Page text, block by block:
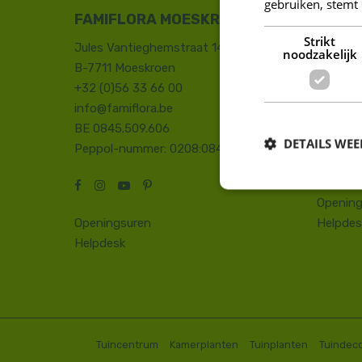
FAMIFLORA MOESKROEN
Jules Vantieghemstraat 14
B-7711 Moeskroen
+32 (0)56 33 66 00
info@famiflora.be
BE 0845.509.606
Peppol-nummer: 0208:0845509606
Openingsuren
Helpdesk
8660
+32
Tuincentrum Kamerplanten Tuinplanten
gebruiken,
Strikt
noodzakelijk
DETAILS